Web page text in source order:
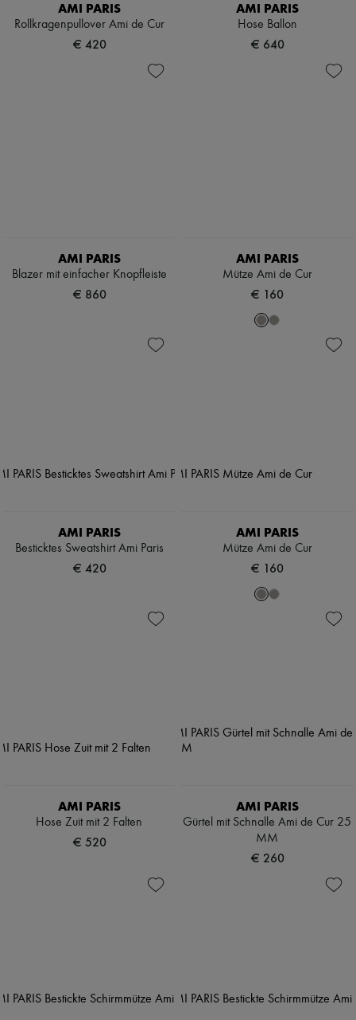
AMI PARIS
Rollkragenpullover Ami de Cur
€ 420
AMI PARIS
Hose Ballon
€ 640
AMI PARIS
Blazer mit einfacher Knopfleiste
€ 860
AMI PARIS
Mütze Ami de Cur
€ 160
AMI PARIS
Besticktes Sweatshirt Ami Paris
€ 420
AMI PARIS
Mütze Ami de Cur
€ 160
AMI PARIS
Hose Zuit mit 2 Falten
€ 520
AMI PARIS
Gürtel mit Schnalle Ami de Cur 25
MM
€ 260